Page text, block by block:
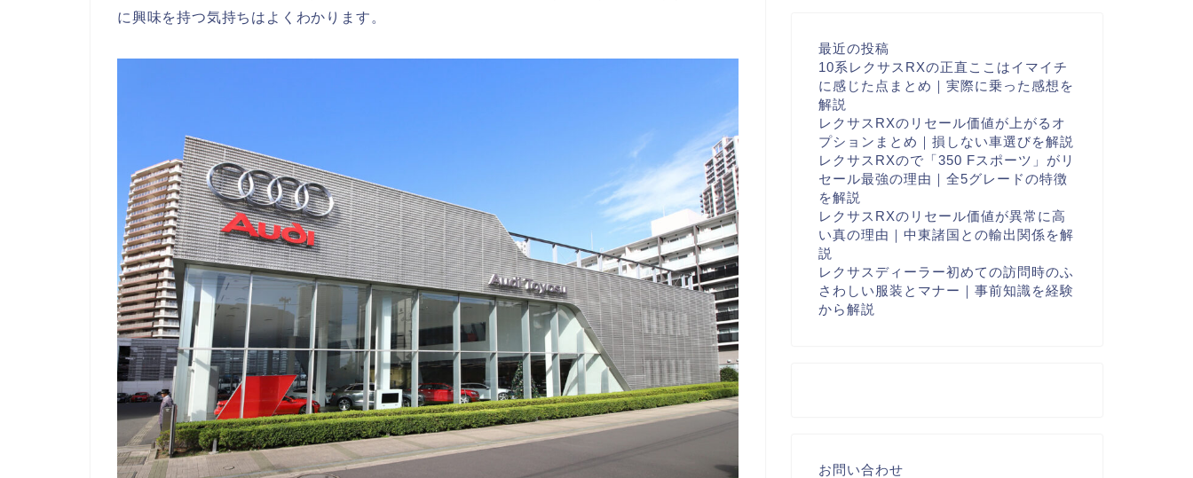
に興味を持つ気持ちはよくわかります。
最近の投稿
10系レクサスRXの正直ここはイマイチ
に感じた点まとめ｜実際に乗った感想を
解説
レクサスRXのリセール価値が上がるオ
プションまとめ｜損しない車選びを解説
レクサスRXので「350 Fスポーツ」がリ
セール最強の理由｜全5グレードの特徴
を解説
レクサスRXのリセール価値が異常に高
い真の理由｜中東諸国との輸出関係を解
説
レクサスディーラー初めての訪問時のふ
さわしい服装とマナー｜事前知識を経験
から解説
お問い合わせ